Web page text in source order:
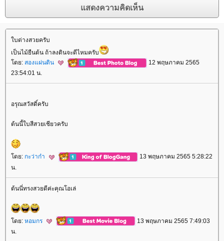
บด่างสวยครับ
เป็นไม้ยืนต้น ถ้าลงดินจะดีไหมครับ
ดย: สองแผ่นดิน
12 พฤษภาคม 2565
23:54:01 น.
อรุณสวัสดิ์ครับ
ต้นนี้ใบสีสวยเชียวครับ
ดย: กะว่าก๋า
13 พฤษภาคม 2565 5:28:22
น.
ต้นนี่ทรงสวยดีค่ะคุณโอเล่
ดย: หอมกร
13 พฤษภาคม 2565 7:49:03
น.